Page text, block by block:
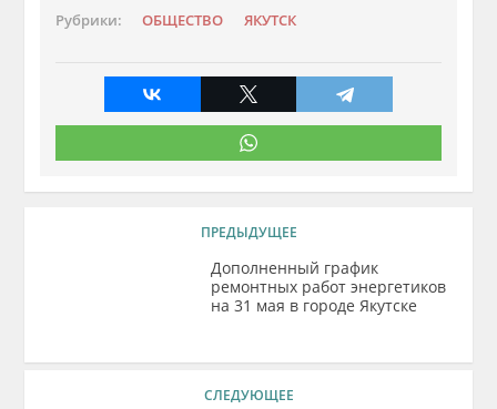
Рубрики: ОБЩЕСТВО ЯКУТСК
ПРЕДЫДУЩЕЕ
Дополненный график
ремонтных работ энергетиков
на 31 мая в городе Якутске
СЛЕДУЮЩЕЕ